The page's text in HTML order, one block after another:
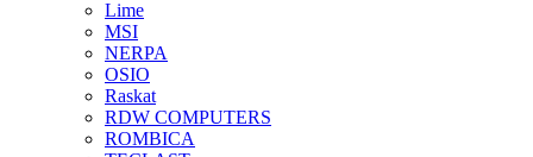
Lime
MSI
NERPA
OSIO
Raskat
RDW COMPUTERS
ROMBICA